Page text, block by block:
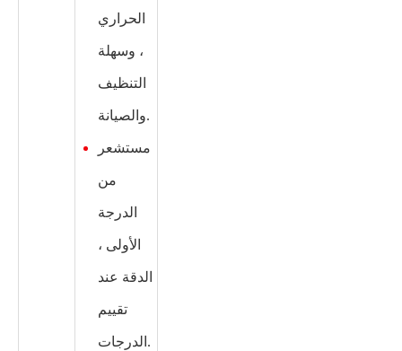
الحراري
، وسهلة
التنظيف
والصيانة.
مستشعر
من
الدرجة
الأولى ،
الدقة عند
تقييم
الدرجات.